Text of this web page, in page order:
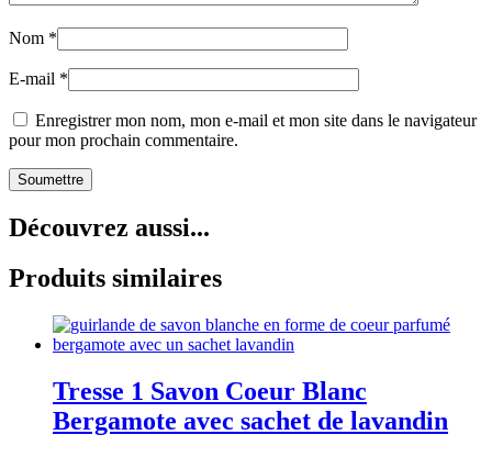
Nom *
E-mail *
Enregistrer mon nom, mon e-mail et mon site dans le navigateur
pour mon prochain commentaire.
Découvrez aussi...
Produits similaires
Tresse 1 Savon Coeur Blanc
Bergamote avec sachet de lavandin